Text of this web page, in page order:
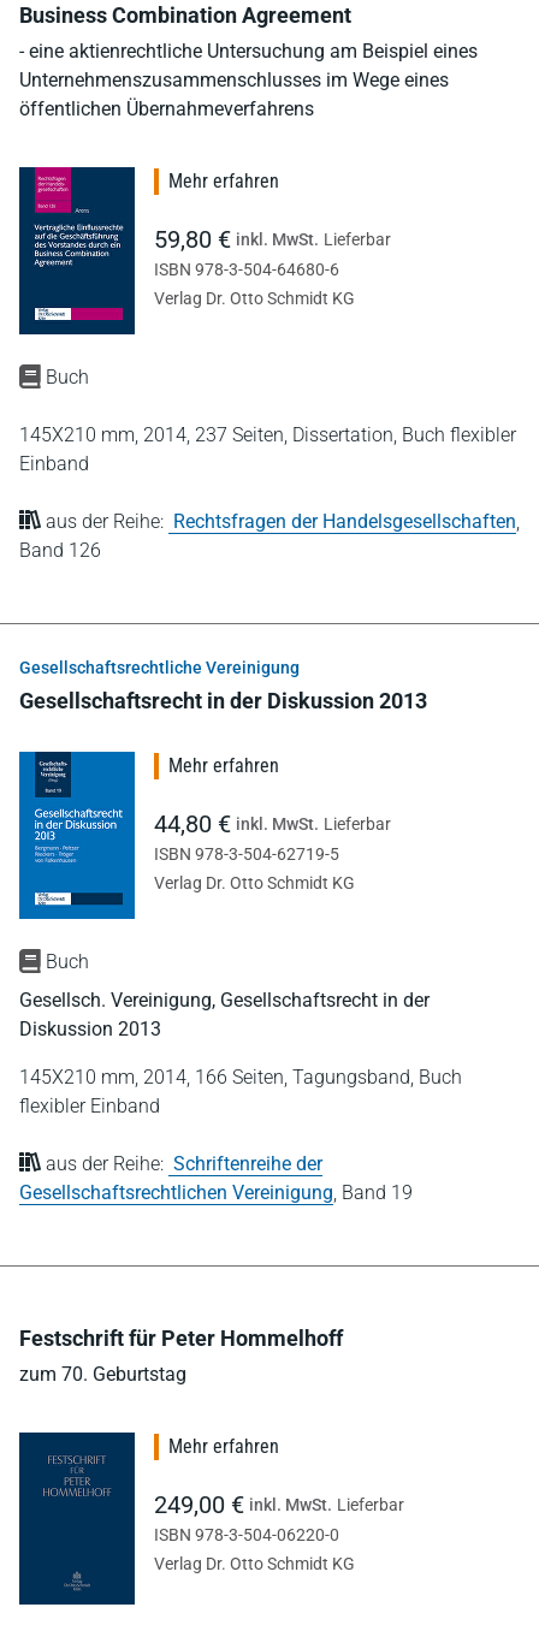
Business Combination Agreement
- eine aktienrechtliche Untersuchung am Beispiel eines
Unternehmenszusammenschlusses im Wege eines
öffentlichen Übernahmeverfahrens
Buch
145X210 mm, 2014, 237 Seiten, Dissertation, Buch flexibler
Einband
aus der Reihe: Rechtsfragen der Handelsgesellschaften
Band 126
Mehr erfahren
59,80 € inkl. MwSt. Lieferbar
ISBN 978-3-504-64680-6
Verlag Dr. Otto Schmidt KG
Gesellschaftsrechtliche Vereinigung
Gesellschaftsrecht in der Diskussion 2013
Buch
Gesellsch. Vereinigung, Gesellschaftsrecht in der
Diskussion 2013
145X210 mm, 2014, 166 Seiten, Tagungsband, Buch
flexibler Einband
aus der Reihe: Schriftenreihe der
Gesellschaftsrechtlichen Vereinigung Band 19
Mehr erfahren
44,80 € inkl. MwSt. Lieferbar
ISBN 978-3-504-62719-5
Verlag Dr. Otto Schmidt KG
Festschrift für Peter Hommelhoff
zum 70. Geburtstag
Mehr erfahren
249,00 € inkl. MwSt. Lieferbar
ISBN 978-3-504-06220-0
Verlag Dr. Otto Schmidt KG